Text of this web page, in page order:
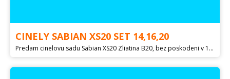
CINELY SABIAN XS20 SET 14,16,20
Predam cinelovu sadu Sabian XS20 Zliatina B20, bez poskodeni v 100% stave. Medium hi hat 14" Medium thin crash 16" Medium ride 20" Info mailom alebo telefonicky na